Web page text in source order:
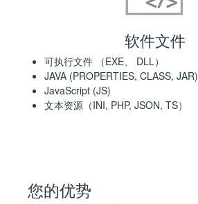
软件文件
可执行文件 （EXE、 DLL）
JAVA (PROPERTIES, CLASS, JAR)
JavaScript (JS)
文本资源（INI, PHP, JSON, TS）
您的优势